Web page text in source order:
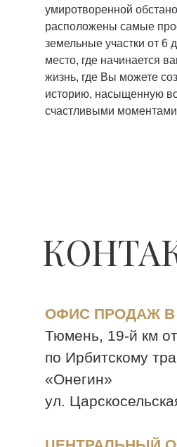
умиротворенной
расположены самые
земельные участки от 6
место, где начинается
жизнь, где Вы можете
историю, насыщенную
счастливыми
ОФИС ПРОДАЖ В
Тюмень, 19-й км
по Ирбитскому
«Онегин»
ул.